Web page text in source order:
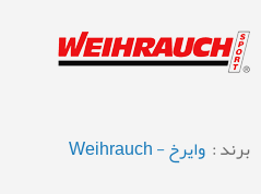
برند : وایرخ - Weihrauch